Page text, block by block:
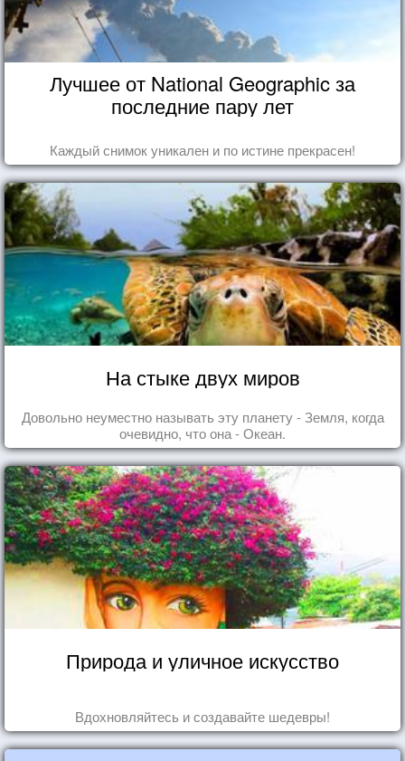
Лучшее от National Geographic за
последние пару лет
Каждый снимок уникален и по истине прекрасен!
На стыке двух миров
Довольно неуместно называть эту планету - Земля, когда
очевидно, что она - Океан.
Природа и уличное искусство
Вдохновляйтесь и создавайте шедевры!